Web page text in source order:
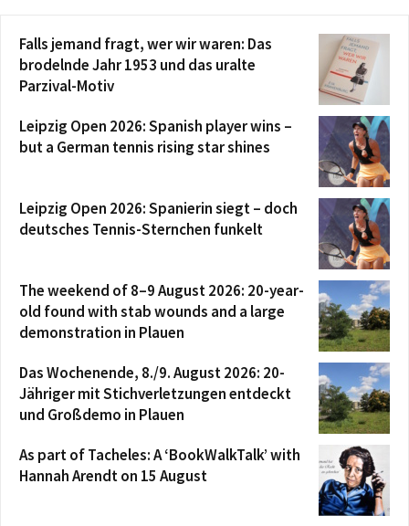
Falls jemand fragt, wer wir waren: Das
brodelnde Jahr 1953 und das uralte
Parzival-Motiv
Leipzig Open 2026: Spanish player wins –
but a German tennis rising star shines
Leipzig Open 2026: Spanierin siegt – doch
deutsches Tennis-Sternchen funkelt
The weekend of 8–9 August 2026: 20-year-
old found with stab wounds and a large
demonstration in Plauen
Das Wochenende, 8./9. August 2026: 20-
Jähriger mit Stichverletzungen entdeckt
und Großdemo in Plauen
As part of Tacheles: A ‘BookWalkTalk’ with
Hannah Arendt on 15 August